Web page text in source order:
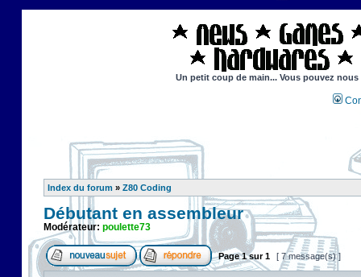
Un petit coup de main... Vous pouvez
Index du forum » Z80 Coding
Débutant en assembleur
Modérateur: poulette73
Page1sur1 [ 7 message(s) ]